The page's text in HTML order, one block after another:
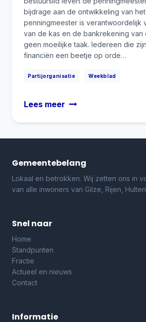
Partijorganisatie Weekblad
bijdrage aan de ontwikkeling van
penningmeester is verantwoordelijk
van de kas en de bankrekening van
geen moeilijke taak. Iedereen die
financiën een beetje op orde…
Lees meer Wie
penningmeester
Gemeentebelang
Lokaal en betrokken. Wij zetten ons in
van alle inwoners van Gilze, Rijen,
Snel naar
Home
Standpunten
Fractie
Actueel en nieuws
Contact
Informatie